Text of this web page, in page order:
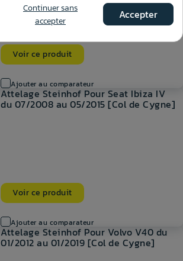
Ajouter au comparateur
Voir ce produit
Attelage Steinhof Pour Seat Ibiza IV
du 07/2008 au 05/2015 [Col de Cygne]
Ajouter au comparateur
Voir ce produit
Attelage Steinhof Pour Volvo V40 du
01/2012 au 01/2019 [Col de Cygne]
Continuer sans
accepter
Accepter